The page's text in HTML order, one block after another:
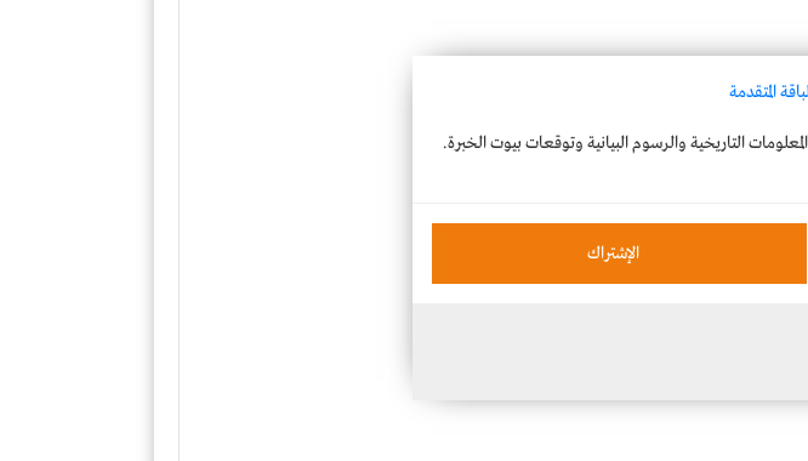
المتقدمة
التاريخية والرسوم البيانية وتوقعات بيوت الخبرة.
الإشتراك